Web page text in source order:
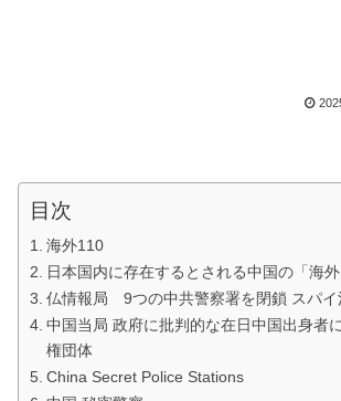
目次
海外110
日本国内に存在するとされる中国の「海
仏情報局 9つの中共警察署を閉鎖 スパイ
中国当局 政府に批判的な在日中国出身者
権団体
China Secret Police Stations